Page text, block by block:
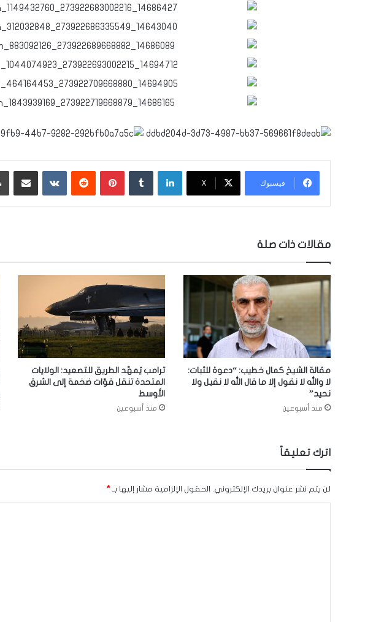
فيسبوك ‫X
لينكدإن بينتيريست ‏VKontakte
مقالات ذات صلة
مقالة الشيخ كمال خطيب: “دعوة للثبات:
لا والله لا نقول إلا ما قال الله لا نقيل ولا
نحيد”
منذ أسبوعين
ترامب يُمهّد الطريق للتصعيد: الولايات
المتحدة تنقل قوّات ضخمة إلى الشرق
الأوسط
منذ أسبوعين
اترك تعليقاً
لن يتم نشر عنوان بريدك الإلكتروني. الحقول الإلزامية مشار إليها بـ *